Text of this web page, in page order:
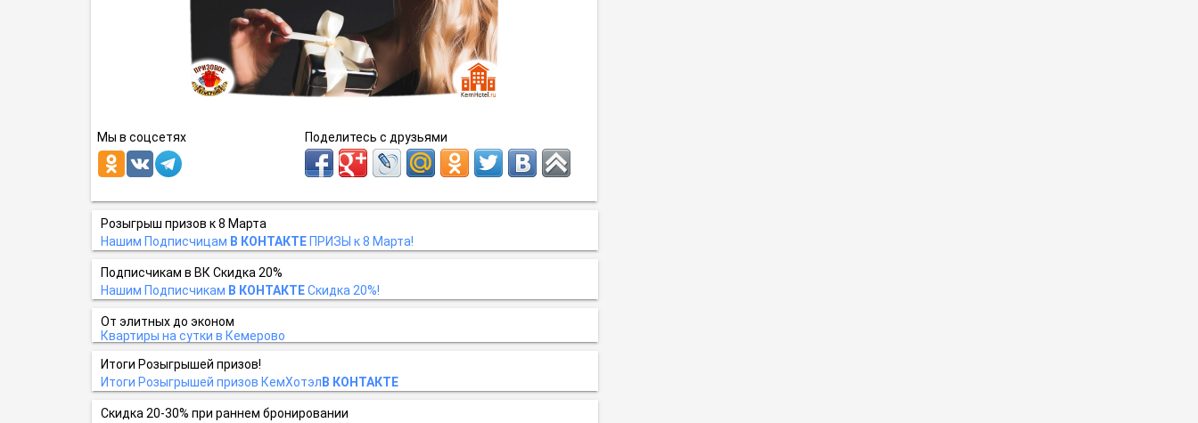
Мы в соцсетях Поделитесь с друзьями
Розыгрыш призов к 8 Марта
Нашим Подписчицам В КОНТАКТЕ ПРИЗЫ к 8 Марта!
Подписчикам в ВК Скидка 20%
Нашим Подписчикам В КОНТАКТЕСкидка 20%!
От элитных до эконом
Квартиры на сутки в Кемерово
Итоги Розыгрышей призов!
Итоги Розыгрышей призов КемХотэл В КОНТАКТЕ
Скидка 20-30% при раннем бронировании